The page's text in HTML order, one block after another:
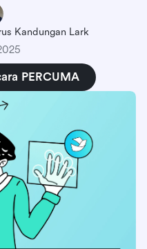
Kandungan Lark
PERCUMA